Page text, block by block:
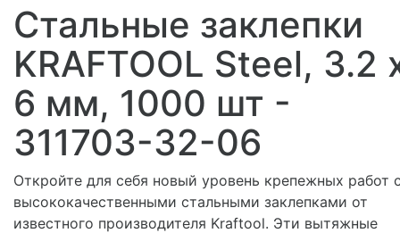
Стальные заклепки
KRAFTOOL Steel, 3.2
6 мм, 1000 шт -
311703-32-06
Откройте для себя новый уровень крепежных работ
высококачественными стальными заклепками от
известного производителя Kraftool. Эти вытяжные